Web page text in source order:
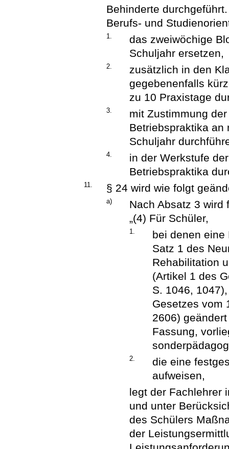
Behinderte
Berufs- und
1.
das zweiwöchige
Schuljahr ersetzen,
2.
zusätzlich in den
gegebenenfalls
zu 10 Praxistage
3.
mit Zustimmung
Betriebspraktika an
Schuljahr
4.
in der Werkstufe
Betriebspraktika
11. § 24 wird wie folgt
a)
Nach Absatz 3 wird
„(4) Für Schüler,
1.
bei denen eine
Satz 1 des
Rehabilitation
(Artikel 1 des
S. 1046,
Gesetzes vom
2606)
Fassung,
2.
die eine
aufweisen,
legt der Fachlehrer
und unter
des Schülers
der